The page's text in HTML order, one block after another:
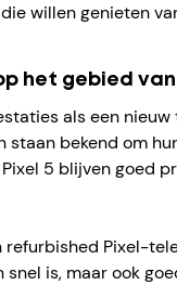
willen genieten
het gebied
als een
staan bekend om
5 blijven goed
refurbished Pixel-
is, maar ook